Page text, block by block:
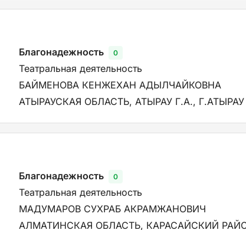
Благонадежность 0
Театральная деятельность
БАЙМЕНОВА КЕНЖЕХАН АДЫЛЧАЙКОВНА
АТЫРАУСКАЯ ОБЛАСТЬ, АТЫРАУ Г.А., Г.АТЫРАУ
Благонадежность 0
Театральная деятельность
МАДУМАРОВ СУХРАБ АКРАМЖАНОВИЧ
АЛМАТИНСКАЯ ОБЛАСТЬ, КАРАСАЙСКИЙ